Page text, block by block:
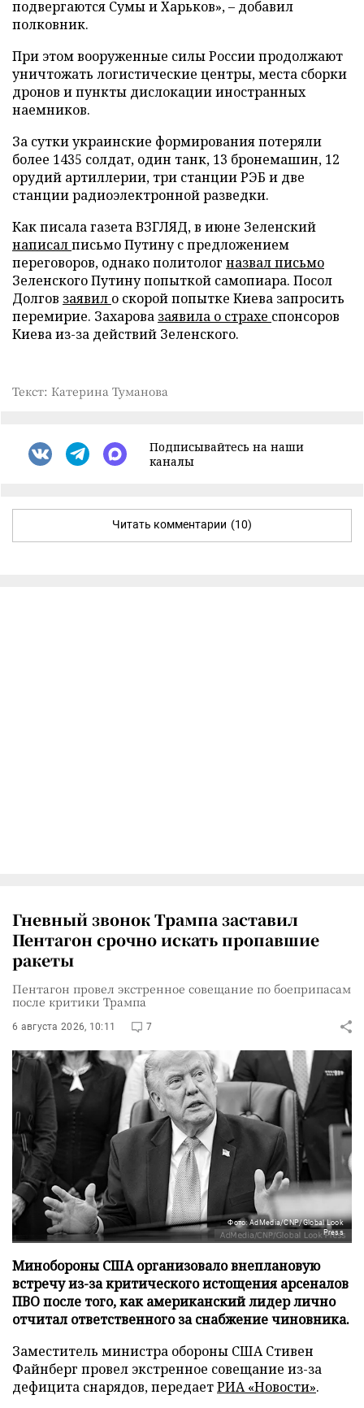
подвергаются Сумы и Харьков», – добавил
полковник.
При этом вооруженные силы России продолжают
уничтожать логистические центры, места сборки
дронов и пункты дислокации иностранных
наемников.
За сутки украинские формирования потеряли
более 1435 солдат, один танк, 13 бронемашин, 12
орудий артиллерии, три станции РЭБ и две
станции радиоэлектронной разведки.
Как писала газета ВЗГЛЯД, в июне Зеленский
написалписьмо Путину с предложением
переговоров, однако политолог назвал письмо
Зеленского Путину попыткой самопиара. Посол
Долгов заявил о скорой попытке Киева запросить
перемирие. Захарова заявила о страхе спонсоров
Киева из-за действий Зеленского.
Текст: Катерина Туманова
Подписывайтесь на наши
каналы
Читать комментарии (10)
Гневный звонок Трампа заставил
Пентагон срочно искать пропавшие
ракеты
Пентагон провел экстренное совещание по боеприпасам
после критики Трампа
6 августа 2026, 10:11 7
Фото: AdMedia/CNP/Global Look
Press
Минобороны США организовало внеплановую
встречу из-за критического истощения арсеналов
ПВО после того, как американский лидер лично
отчитал ответственного за снабжение чиновника.
Заместитель министра обороны США Стивен
Файнберг провел экстренное совещание из-за
дефицита снарядов, передаетРИА «Новости».